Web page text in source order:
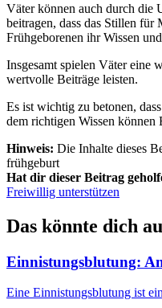
Väter können auch durch die
beitragen, dass das Stillen
Frühgeborenen ihr Wissen
Insgesamt spielen Väter eine
wertvolle Beiträge leisten.
Es ist wichtig zu betonen,
dem richtigen Wissen können
Hinweis: Die Inhalte dieses
frühgeburt
Hat dir dieser Beitrag
Freiwillig unterstützen
Das könnte dich
Einnistungsblutung:
Eine Einnistungsblutung ist